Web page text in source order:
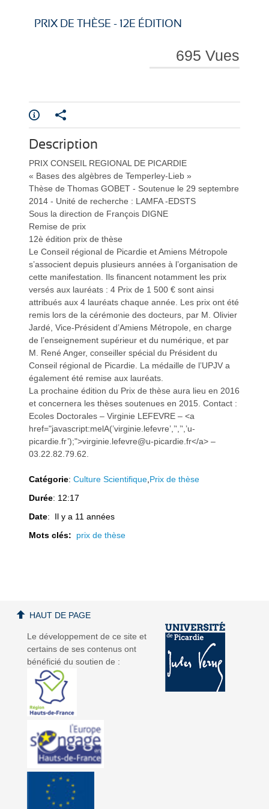
i
r
e
l
a
v
é
i
r
e
l
a
v
é
PRIX DE THÈSE - 12E ÉDITION
695 Vues
Description
PRIX CONSEIL REGIONAL DE PICARDIE
« Bases des algèbres de Temperley-Lieb »
Thèse de Thomas GOBET - Soutenue le 29 septembre
2014 - Unité de recherche : LAMFA -EDSTS
Sous la direction de François DIGNE
Remise de prix
12è édition prix de thèse
Le Conseil régional de Picardie et Amiens Métropole
s’associent depuis plusieurs années à l’organisation de
cette manifestation. Ils financent notamment les prix
versés aux lauréats : 4 Prix de 1 500 € sont ainsi
attribués aux 4 lauréats chaque année. Les prix ont été
remis lors de la cérémonie des docteurs, par M. Olivier
Jardé, Vice-Président d’Amiens Métropole, en charge
de l’enseignement supérieur et du numérique, et par
M. René Anger, conseiller spécial du Président du
Conseil régional de Picardie. La médaille de l’UPJV a
également été remise aux lauréats.
La prochaine édition du Prix de thèse aura lieu en 2016
et concernera les thèses soutenues en 2015. Contact :
Ecoles Doctorales – Virginie LEFEVRE – <a
href="javascript:melA(’virginie.lefevre’,’',’',’u-
picardie.fr’);">virginie.lefevre@u-picardie.fr</a> –
03.22.82.79.62.
Catégorie:Culture Scientifique Prix de thèse
Durée: 12:17
Date: Il y a 11 années
Mots clés: prix de thèse
Le développement de ce site et
certains de ses contenus ont
bénéficié du soutien de :
HAUT DE PAGE